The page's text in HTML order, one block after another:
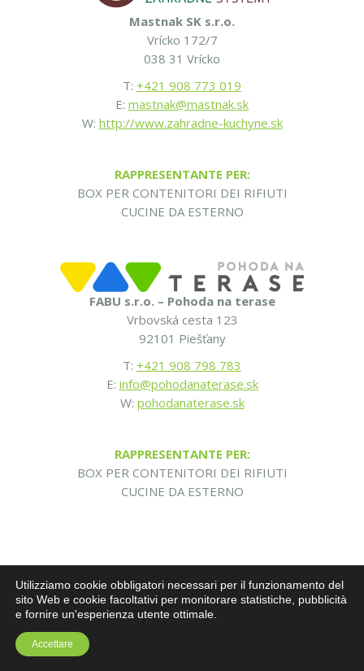
Mastnak SK s.r.o.
Vrícko 172/7
038 31 Vrícko
T: +421 908 773 019
E: mastnak@mastnak.sk
W: http://www.zahradne-kuchyne.sk
RAPPRESENTANTE PER:
BOX PER CONTENITORI DEI RIFIUTI
CUCINE DA ESTERNO
FABU s.r.o. – Pohoda na terase
Vrbovská cesta 123
92101 Piešťany
T: +421 908 798 783
E: info@pohodanaterase.sk
W: pohodanaterase.sk
RAPPRESENTANTE PER:
BOX PER CONTENITORI DEI RIFIUTI
CUCINE DA ESTERNO
SERBIA
Utilizziamo cookie obbligatori necessari per il funzionamento del
sito Web e cookie facoltativi per monitorare statistiche, pubblicità
e fornire un'esperienza utente ottimale.
Accettare